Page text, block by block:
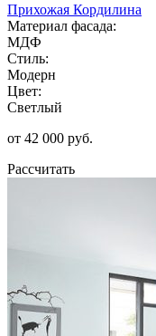
Прихожая Кордилина
Материал фасада:
МДФ
Стиль:
Модерн
Цвет:
Светлый
от 42 000 руб.
Рассчитать